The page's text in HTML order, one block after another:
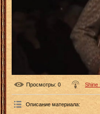
Просмотры: 0 Shine
Описание материала: